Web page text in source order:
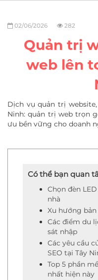
02/06/2026 282
Quản trị
web lên
Dịch vụ quản trị
Ninh: quản trị web trọn
ưu bền vững cho doanh
Có thể bạn quan
Chọn đèn
nhà
Xu hướng
Các điểm du
sát nhập
Các yêu cầu
SEO tại Tây
Top 5 phần
nhất hiện này